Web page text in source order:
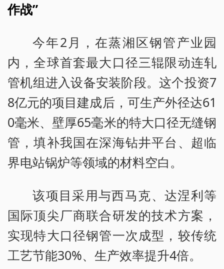
作战”
今年2月，在蒸湘区钢管产业园
内，全球首套最大口径三辊限动连轧
管机组进入设备安装阶段。这个投资7
8亿元的项目建成后，可生产外径达61
0毫米、壁厚65毫米的特大口径无缝钢
管，填补我国在深海钻井平台、超临
界电站锅炉等领域的材料空白。
该项目采用与西马克、达涅利等
国际顶尖厂商联合研发的技术方案，
实现特大口径钢管一次成型，较传统
工艺节能30%、生产效率提升4倍。